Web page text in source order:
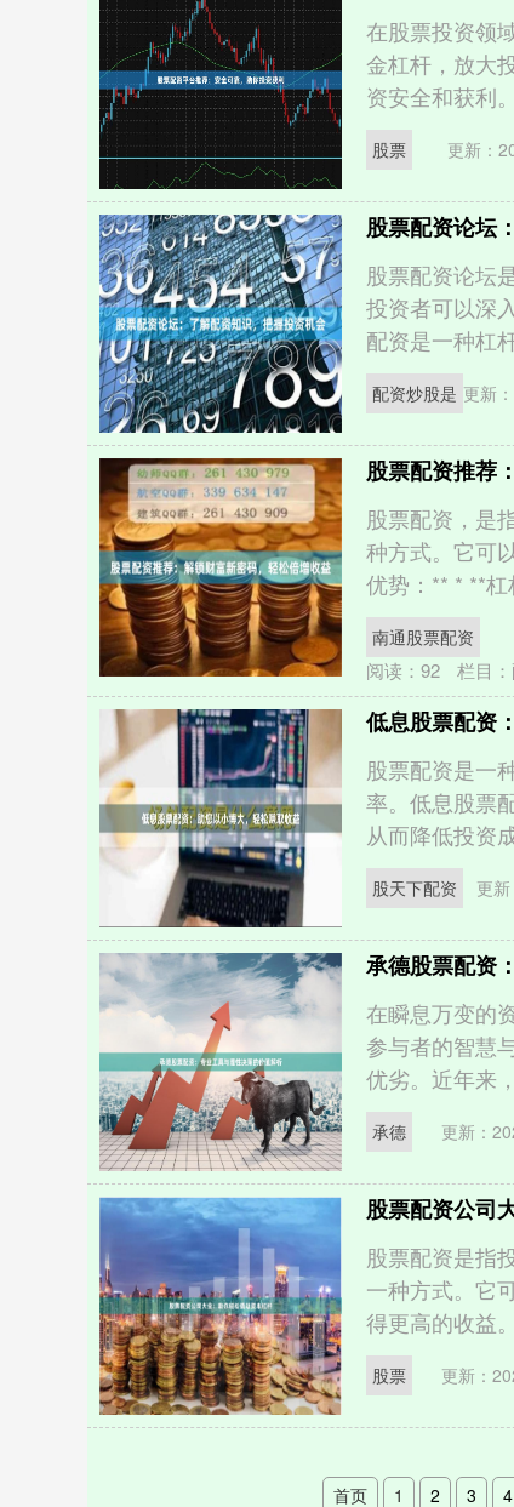
在股票投资领
金杠杆，放大
资安全和获利
股票 更新：
股票配资论坛
股票配资论坛
投资者可以深
配资是一种杠
配资炒股是 更新
股票配资推荐
股票配资，是
种方式。它可
优势：** * **
南通股票配资
阅读： 92 栏目：
低息股票配资
股票配资是一
率。低息股票
从而降低投资
股天下配资 更
承德股票配资
在瞬息万变的
参与者的智慧
优劣。近年来
承德 更新：
股票配资公司
股票配资是指
一种方式。它
得更高的收益
股票 更新：
首页 1 2 3 4